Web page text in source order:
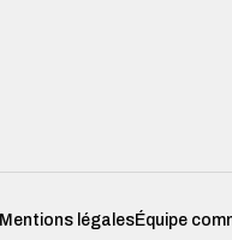
Mentions légalesÉquipe